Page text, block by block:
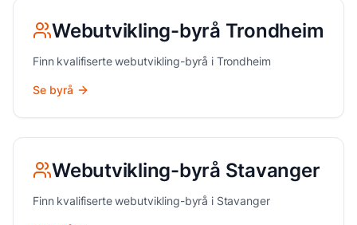
Webutvikling-byrå Trondheim
Finn kvalifisertewebutvikling-byrå i Trondheim
Se byrå
Webutvikling-byrå Stavanger
Finn kvalifisertewebutvikling-byrå i Stavanger